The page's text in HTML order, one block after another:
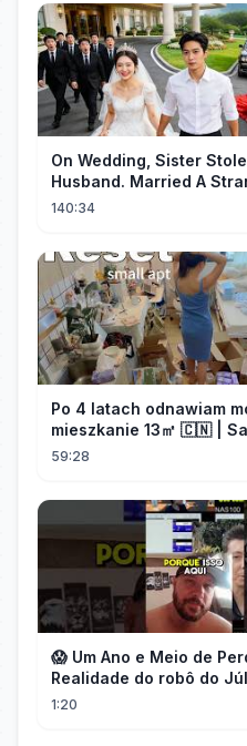
On Wedding, Sister
Husband. Married A
Flash—He's Billionaire
140:34
Po 4 latach odnawiam
mieszkanie 13㎡ 🇨🇳 |
życie w Chinach
59:28
😱 Um Ano e Meio de Perdas
Realidade do robô do
DE FOREX)
1:20